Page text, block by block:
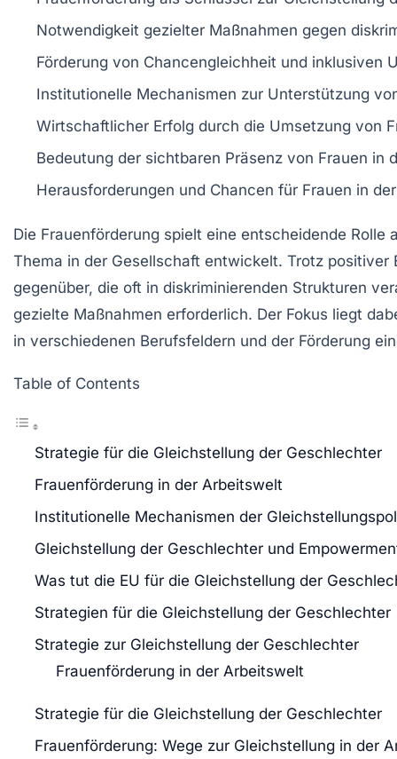
Notwendigkeit gezielter Maßnahmen gegen
Förderung von Chancengleichheit und inklusiven
Institutionelle Mechanismen zur Unterstützung
Wirtschaftlicher Erfolg durch die Umsetzung von
Bedeutung der sichtbaren Präsenz von Frauen in
Herausforderungen und Chancen für Frauen in
Die Frauenförderung spielt eine entscheidende Rolle
Thema in der Gesellschaft entwickelt. Trotz
gegenüber, die oft in diskriminierenden Strukturen
gezielte Maßnahmen erforderlich. Der Fokus liegt
in verschiedenen Berufsfeldern und der Förderung
Table of Contents
Strategie für die Gleichstellung der Geschlechter
Frauenförderung in der Arbeitswelt
Institutionelle Mechanismen der
Gleichstellung der Geschlechter und
Was tut die EU für die Gleichstellung der
Strategien für die Gleichstellung der Geschlechter
Strategie zur Gleichstellung der Geschlechter
Frauenförderung in der Arbeitswelt
Strategie für die Gleichstellung der Geschlechter
Frauenförderung: Wege zur Gleichstellung in der